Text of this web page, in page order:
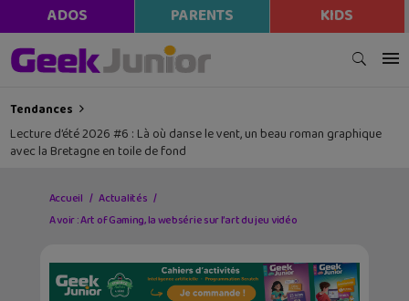
ADOS PARENTS KIDS
Tendances
Lecture d’été 2026 #6 : Là où danse le vent, un beau roman graphique
avec la Bretagne en toile de fond
Accueil
Actualités
A voir : Art of Gaming, la websérie sur l’art du jeu vidéo
modal-check